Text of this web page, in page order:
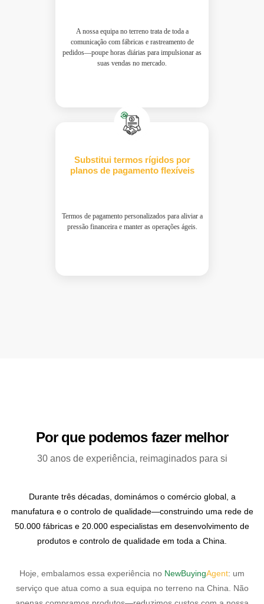
A nossa equipa no terreno trata de toda a
comunicação com fábricas e rastreamento de
pedidos—poupe horas diárias para impulsionar as
suas vendas no mercado.
Substitui termos rígidos por
planos de pagamento flexíveis
Termos de pagamento personalizados para aliviar a
pressão financeira e manter as operações ágeis.
Por que podemos fazer melhor
30 anos de experiência, reimaginados para si
Durante três décadas, dominámos o comércio global, a
manufatura e o controlo de qualidade—construindo uma rede de
50.000 fábricas e 20.000 especialistas em desenvolvimento de
produtos e controlo de qualidade em toda a China.
Hoje, embalamos essa experiência no NewBuyingAgent: um
serviço que atua como a sua equipa no terreno na China. Não